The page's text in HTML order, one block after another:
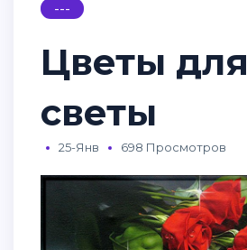
---
Цветы для
светы
25-Янв 698 Просмотров